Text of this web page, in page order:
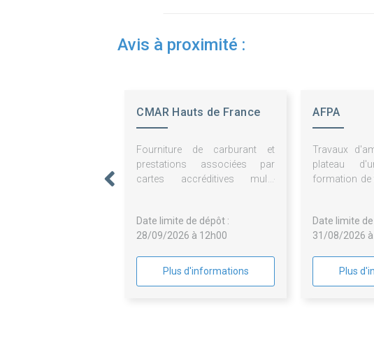
Avis à proximité :
CMAR Hauts de France
Fourniture de carburant et
prestations associées par
cartes accréditives multi-
de-France
Date limite de dépôt :
28/09/2026 à 12h00
Plus d'informations
AFPA
Travaux
plateau
formation de
Date limite
31/08/2026
Plus